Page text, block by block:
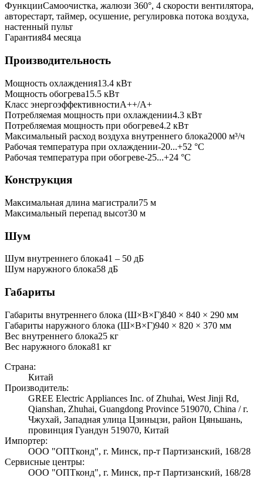
ФункцииСамоочистка, жалюзи 360°, 4 скорости вентилятора,
авторестарт, таймер, осушение, регулировка потока воздуха,
настенный пульт
Гарантия84 месяца
Производительность
Мощность охлаждения13.4 кВт
Мощность обогрева15.5 кВт
Класс энергоэффективностиA++/A+
Потребляемая мощность при охлаждении4.3 кВт
Потребляемая мощность при обогреве4.2 кВт
Максимальный расход воздуха внутреннего блока2000 м³/ч
Рабочая температура при охлаждении-20...+52 °C
Рабочая температура при обогреве-25...+24 °C
Конструкция
Максимальная длина магистрали75 м
Максимальный перепад высот30 м
Шум
Шум внутреннего блока41 ‒ 50 дБ
Шум наружного блока58 дБ
Габариты
Габариты внутреннего блока (Ш×В×Г)840 × 840 × 290 мм
Габариты наружного блока (Ш×В×Г)940 × 820 × 370 мм
Вес внутреннего блока25 кг
Вес наружного блока81 кг
Страна:
Китай
Производитель:
GREE Electric Appliances Inc. of Zhuhai, West Jinji Rd,
Qianshan, Zhuhai, Guangdong Province 519070, China / г.
Чжухай, Западная улица Цзиньцзи, район Цяньшань,
провинция Гуандун 519070, Китай
Импортер:
ООО "ОПТконд", г. Минск, пр-т Партизанский, 168/28
Сервисные центры:
ООО "ОПТконд", г. Минск, пр-т Партизанский, 168/28